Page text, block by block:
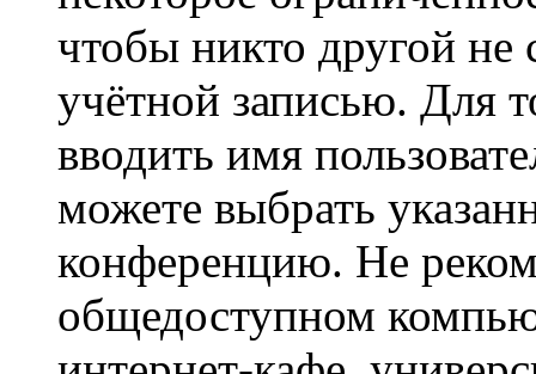
чтобы никто другой не
учётной записью. Для
вводить имя
можете выбрать
конференцию. Не
общедоступном